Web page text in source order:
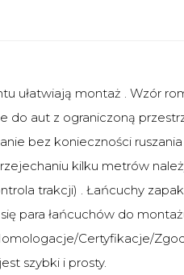
ułatwiają montaż . Wzór
do aut z ograniczoną
bez konieczności
kilku metrów
trakcji) . Łańcuchy
para łańcuchów do
Certyfikacje/
szybki i prosty.